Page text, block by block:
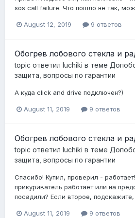
sos call failure. Что пошло не так,
August 12, 2019 9 ответов
Обогрев лобового стекла и
topic ответил luchiki в теме
защита, вопросы по гарантии
А куда click and drive подключен?)
August 11, 2019 9 ответов
Обогрев лобового стекла и
topic ответил luchiki в теме
защита, вопросы по гарантии
Спасибо! Купил, проверил -
прикуриватель работает или на
посадили? Если второе,
August 11, 2019 9 ответов